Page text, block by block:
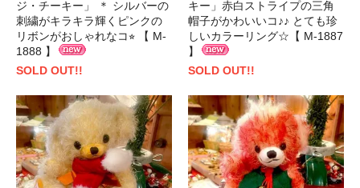
ジ・チーキー」 ＊ シルバーの
刺繍がキラキラ輝くピンクの
リボンがおしゃれなコ⭐︎ 【 M-
1888 】
SOLD OUT!!
キー」赤白ストライプの三角
帽子がかわいいコ♪♪ とても珍
しいカラーリング☆【 M-1887
】
SOLD OUT!!